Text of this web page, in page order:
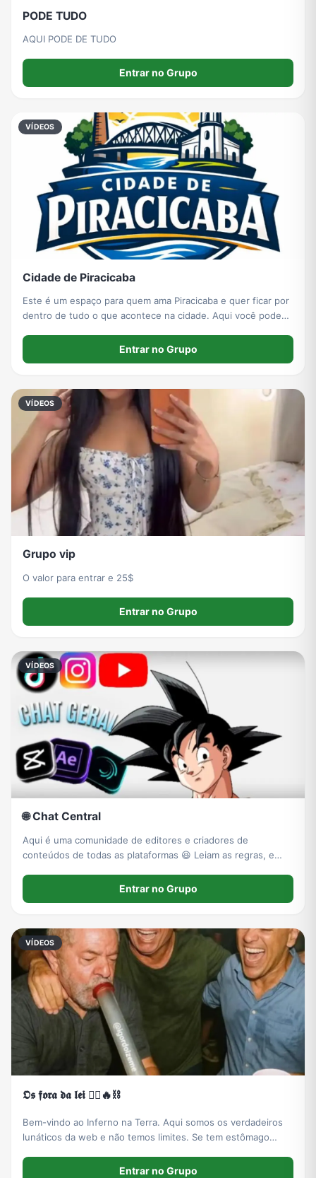
PODE TUDO
AQUI PODE DE TUDO
Entrar no Grupo
VÍDEOS
Cidade de Piracicaba
Este é um espaço para quem ama Piracicaba e quer ficar por
dentro de tudo o que acontece na cidade. Aqui você pode
vídeos de acontecimentos; - Eventos
Entrar no Grupo
VÍDEOS
Grupo vip
O valor para entrar e 25$
Entrar no Grupo
VÍDEOS
🌐 Chat Central
Aqui é uma comunidade de editores e criadores de
conteúdos de todas as plataformas 😆 Leiam as regras, e
Entrar no Grupo
VÍDEOS
𝕺𝖘 𝖋𝖔𝖗𝖆 𝖉𝖆 𝖑𝖊𝖎 🏴‍☠️🔥⛓️
Bem-vindo ao Inferno na Terra. Aqui somos os verdadeiros
lunáticos da web e não temos limites. Se tem estômago
e única: Não leve nada pro coração.
Entrar no Grupo